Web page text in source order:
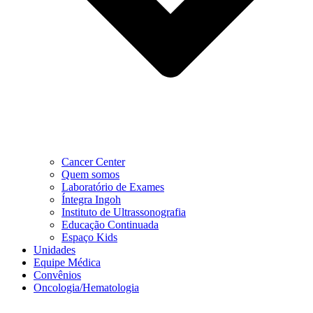
Cancer Center
Quem somos
Laboratório de Exames
Íntegra Ingoh
Instituto de Ultrassonografia
Educação Continuada
Espaço Kids
Unidades
Equipe Médica
Convênios
Oncologia/Hematologia